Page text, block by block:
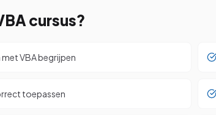
cursus?
VBA begrijpen
toepassen